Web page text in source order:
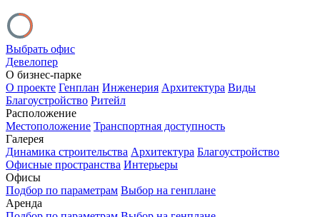
Выбрать офис
Девелопер
О бизнес-парке
О проекте Генплан Инженерия Архитектура Виды
Благоустройство Ритейл
Расположение
Местоположение Транспортная доступность
Галерея
Динамика строительства Архитектура Благоустройство
Офисные пространства Интерьеры
Офисы
Подбор по параметрам Выбор на генплане
Аренда